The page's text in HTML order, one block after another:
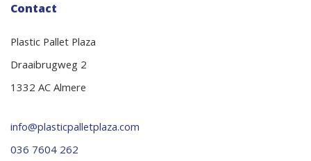
Contact
Plastic Pallet Plaza
Draaibrugweg 2
1332 AC Almere
info@plasticpalletplaza.com
036 7604 262